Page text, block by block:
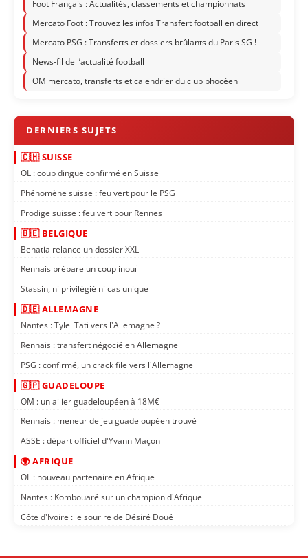
Foot Français : Actualités, classements et championnats
Mercato Foot : Trouvez les infos Transfert football en direct
Mercato PSG : Transferts et dossiers brûlants du Paris SG !
News-fil de l’actualité football
OM mercato, transferts et calendrier du club phocéen
🇨🇭 SUISSE
OL : coup dingue confirmé en Suisse
Phénomène suisse : feu vert pour le PSG
Prodige suisse : feu vert pour Rennes
🇧🇪 BELGIQUE
Benatia relance un dossier XXL
Rennais prépare un coup inouï
Stassin, ni privilégié ni cas unique
🇩🇪 ALLEMAGNE
Nantes : Tylel Tati vers l'Allemagne ?
Rennais : transfert négocié en Allemagne
PSG : confirmé, un crack file vers l'Allemagne
🇬🇵 GUADELOUPE
OM : un ailier guadeloupéen à 18M€
Rennais : meneur de jeu guadeloupéen trouvé
ASSE : départ officiel d'Yvann Maçon
🌍 AFRIQUE
OL : nouveau partenaire en Afrique
Nantes : Kombouaré sur un champion d'Afrique
Côte d'Ivoire : le sourire de Désiré Doué